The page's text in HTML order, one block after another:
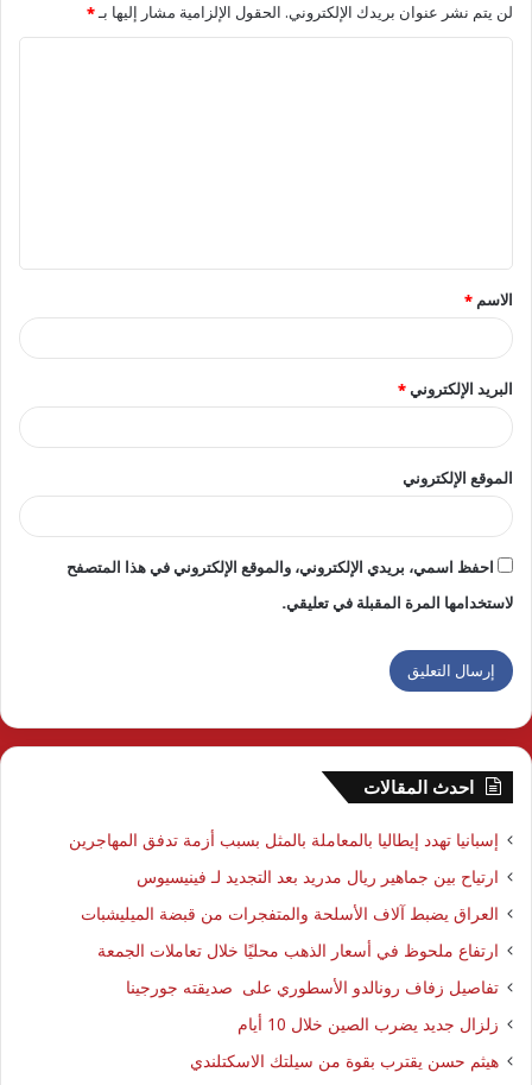
لن يتم نشر عنوان بريدك الإلكتروني. الحقول الإلزامية مشار إليها بـ*
ق
*
الاسم *
البريد الإلكتروني*
الموقع الإلكتروني
احفظ اسمي، بريدي الإلكتروني، والموقع الإلكتروني في هذا المتصفح
لاستخدامها المرة المقبلة في تعليقي.
احدث المقالات
إسبانيا تهدد إيطاليا بالمعاملة بالمثل بسبب أزمة تدفق المهاجرين
ارتياح بين جماهير ريال مدريد بعد التجديد لـ فينيسيوس
العراق يضبط آلاف الأسلحة والمتفجرات من قبضة الميليشبات
ارتفاع ملحوظ في أسعار الذهب محليًا خلال تعاملات الجمعة
تفاصيل زفاف رونالدو الأسطوري على صديقته جورجينا
زلزال جديد يضرب الصين خلال 10 أيام
هيثم حسن يقترب بقوة من سيلتك الاسكتلندي